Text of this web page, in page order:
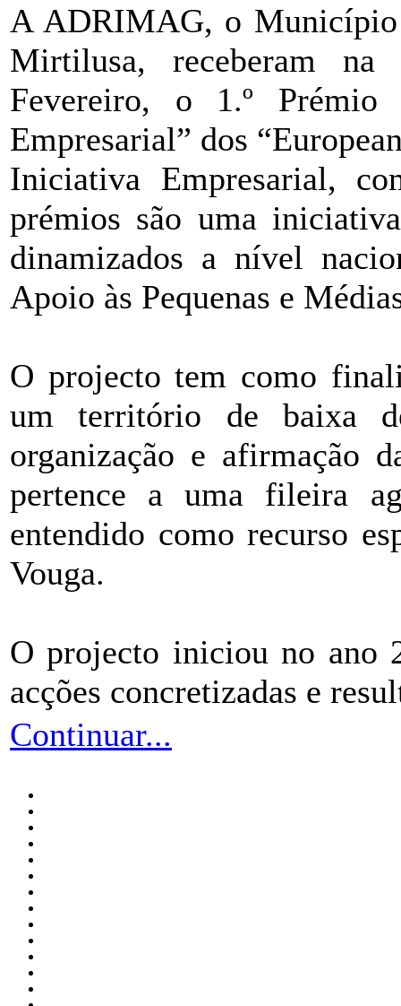
A ADRIMAG, o
Mirtilusa, receberam
Fevereiro, o 1.º Prémio
Empresarial” dos
Iniciativa Empresarial,
prémios são uma
dinamizados a nível
Apoio às Pequenas e
O projecto tem como
um território de baixa
organização e afirmação
pertence a uma fileira
entendido como recurso
Vouga.
O projecto iniciou no ano
acções concretizadas e
Continuar...